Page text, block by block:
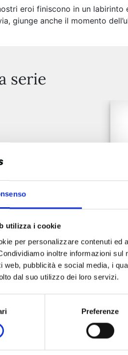
utilizza i cookie
per personalizzare contenuti ed
inoltre informazioni
web, pubblicità e social media, i
dal suo utilizzo dei loro servizi.
Preferenze
eroi finiscono in un
giunge anche il momento
serie
RAVE - THE